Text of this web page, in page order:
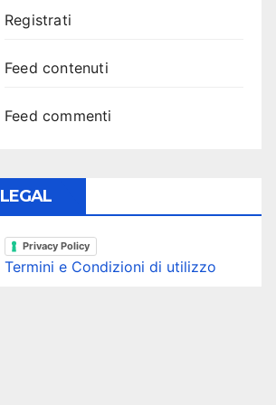
Registrati
Feed contenuti
Feed commenti
LEGAL
Privacy Policy
Termini e Condizioni di utilizzo